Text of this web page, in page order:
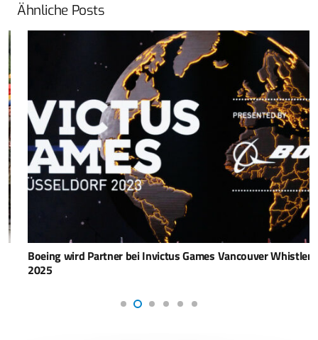
Ähnliche Posts
Boeing wird Partner bei Invictus Games Vancouver Whistler
2025